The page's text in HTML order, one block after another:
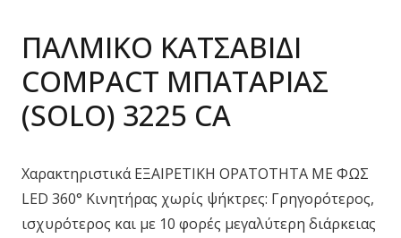
ΠΑΛΜΙΚΟ ΚΑΤΣΑΒΙΔΙ
COMPACT ΜΠΑΤΑΡΙΑΣ
(SOLO) 3225 CA
Χαρακτηριστικά ΕΞΑΙΡΕΤΙΚΗ ΟΡΑΤΟΤΗΤΑ ΜΕ ΦΩΣ
LED 360° Κινητήρας χωρίς ψήκτρες: Γρηγορότερος,
ισχυρότερος και με 10 φορές μεγαλύτερη διάρκειας